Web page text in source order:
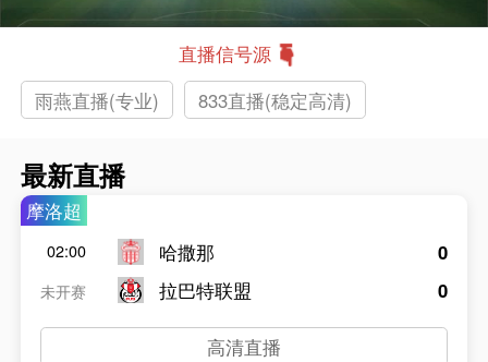
直播信号源
雨燕直播(专业)
833直播(稳定高清)
最新直播
摩洛超
02:00
未开赛
哈撒那
拉巴特联盟
0
0
高清直播